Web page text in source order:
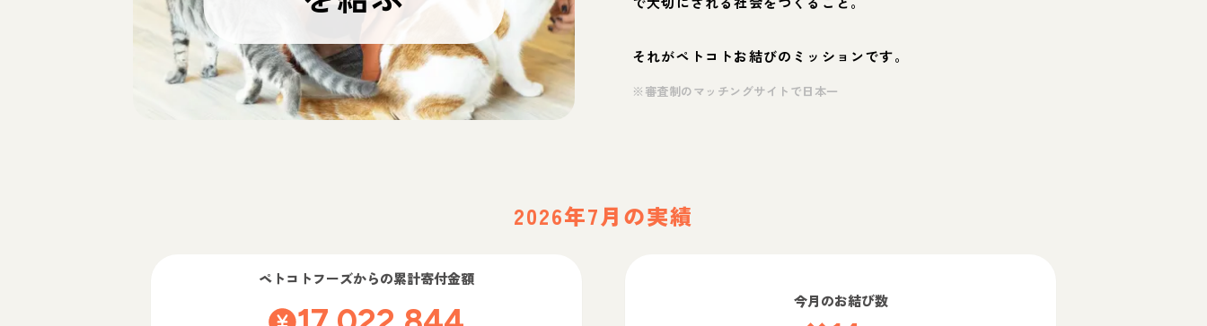
それがペトコトお結びのミッションです。
※審査制のマッチングサイトで日本一
2026年7月の実績
ペトコトフーズからの累計寄付金額
今月のお結び数